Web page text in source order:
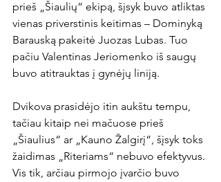
prieš „Šiaulių“ ekipą, šįsyk buvo atliktas
vienas priverstinis keitimas – Dominyką
Barauską pakeitė Juozas Lubas. Tuo
pačiu Valentinas Jeriomenko iš saugų
buvo atitrauktas į gynėjų liniją.
Dvikova prasidėjo itin aukštu tempu,
tačiau kitaip nei mačuose prieš
„Šiaulius“ ar „Kauno Žalgirį“, šįsyk toks
žaidimas „Riteriams“ nebuvo efektyvus.
Vis tik, arčiau pirmojo įvarčio buvo